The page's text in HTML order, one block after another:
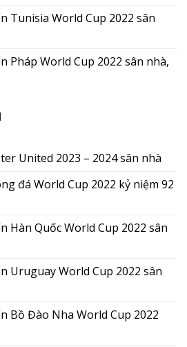
Tunisia World Cup 2022 sân
Pháp World Cup 2022 sân nhà,
United 2023 – 2024 sân nhà
đá World Cup 2022 kỷ niệm 92
Hàn Quốc World Cup 2022 sân
Uruguay World Cup 2022 sân
Bồ Đào Nha World Cup 2022